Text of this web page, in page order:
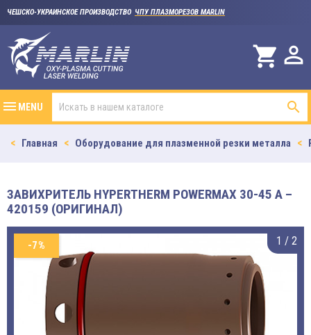
ЧЕШСКО-УКРАИНСКОЕ ПРОИЗВОДСТВО ЧПУ ПЛАЗМОРЕЗОВ MARLIN

shopping_cart
MENU 
Главная Оборудование для плазменной резки металла
ЗАВИХРИТЕЛЬ HYPERTHERM POWERMAX 30-45 A –
420159 (ОРИГИНАЛ)
-7% 1 / 2